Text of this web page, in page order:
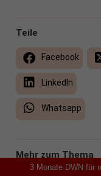
Teile
Facebook
LinkedIn
Whatsapp
Mehr zum Thema
Bleiben Sie über
3 Monate DWN für